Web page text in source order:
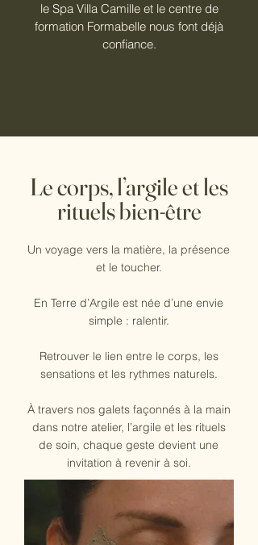
le Spa Villa Camille et le centre de
formation Formabelle nous font déjà
confiance.
Le corps, l’argile et les
rituels bien-être
Un voyage vers la matière, la présence
et le toucher.
En Terre d’Argile est née d’une envie
simple : ralentir.
Retrouver le lien entre le corps, les
sensations et les rythmes naturels.
À travers nos galets façonnés à la main
dans notre atelier, l’argile et les rituels
de soin, chaque geste devient une
invitation à revenir à soi.